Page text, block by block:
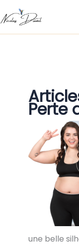
au
contenu
Perte
une belle